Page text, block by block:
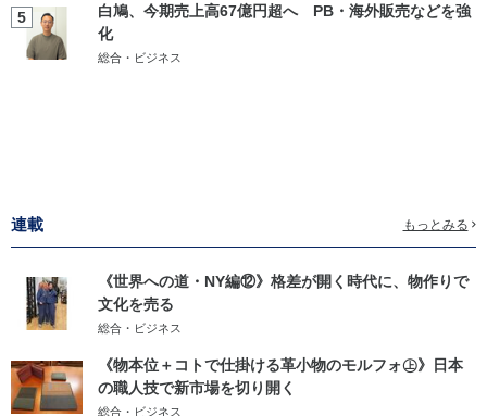
5
白鳩、今期売上高67億円超へ PB・海外販売などを強
化
総合・ビジネス
連載 もっとみる
《世界への道・NY編⑫》格差が開く時代に、物作りで
文化を売る
総合・ビジネス
《物本位＋コトで仕掛ける革小物のモルフォ㊤》日本
の職人技で新市場を切り開く
総合・ビジネス